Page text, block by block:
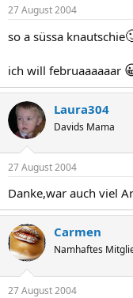
27 August 2004
so a süssa knautschie
ich will februaaaaaar
Laura304
Davids Mama
27 August 2004
Danke,war auch viel
Carmen
Namhaftes
27 August 2004